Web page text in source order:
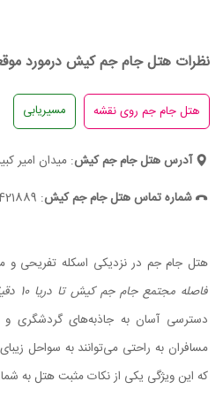
نظرات هتل جام جم کیش درمورد
مسیریابی
آدرس هتل جام جم کیش: میدان امیر
شماره تماس هتل جام جم کیش: 07644421889
هتل جام جم در نزدیکی اسکله تفریحی
فاصله مجتمع جام جم کیش تا دریا 10 دقیقه پیاده‌روی است.
دسترسی آسان به جاذبه‌های گردشگری و
مسافران به راحتی می‌توانند به سواحل
که این ویژگی یکی از نکات مثبت هتل به